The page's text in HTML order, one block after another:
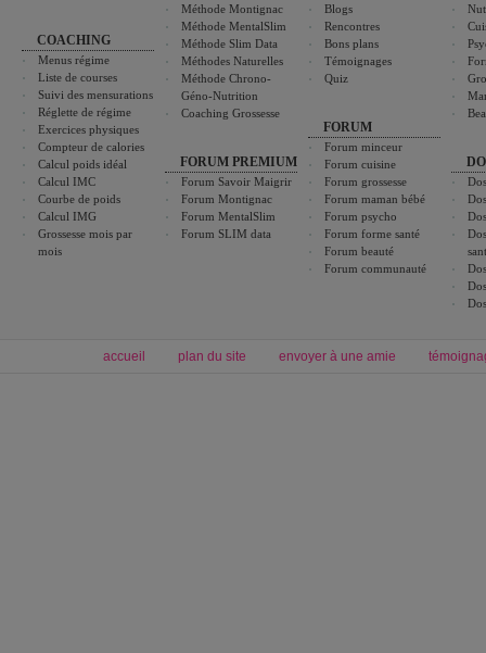
COACHING
Menus régime
Liste de courses
Suivi des mensurations
Réglette de régime
Exercices physiques
Compteur de calories
Calcul poids idéal
Calcul IMC
Courbe de poids
Calcul IMG
Grossesse mois par
mois
Méthode Montignac
Méthode MentalSlim
Méthode Slim Data
Méthodes Naturelles
Méthode Chrono-
Géno-Nutrition
Coaching Grossesse
FORUM PREMIUM
Forum Savoir Maigrir
Forum Montignac
Forum MentalSlim
Forum SLIM data
Blogs
Rencontres
Bons plans
Témoignages
Quiz
FORUM
Forum minceur
Forum cuisine
Forum grossesse
Forum maman bébé
Forum psycho
Forum forme santé
Forum beauté
Forum communauté
accueil plan du site envoyer à une amie